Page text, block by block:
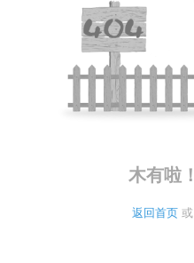
木有啦！
返回首页 或